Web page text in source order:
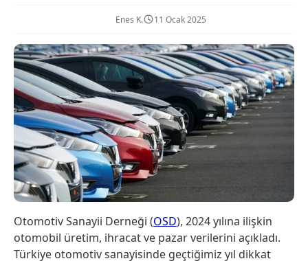
Enes K. 11 Ocak 2025
Otomotiv Sanayii Derneği (OSD), 2024 yılına ilişkin
otomobil üretim, ihracat ve pazar verilerini açıkladı.
Türkiye otomotiv sanayisinde geçtiğimiz yıl dikkat